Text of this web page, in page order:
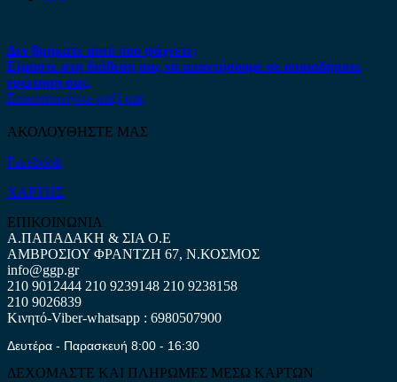
Δεν βρήκατε αυτό που ψάχνετε;
Είμαστε στη διάθεση σας να απαντήσουμε σε οποιαδήποτε
ερώτηση σας.
Επικοινωνήστε μαζί μας
ΑΚΟΛΟΥΘΗΣΤΕ ΜΑΣ
Facebook
ΧΑΡΤΗΣ
ΕΠΙΚΟΙΝΩΝΙΑ
Α.ΠΑΠΑΔΑΚΗ & ΣΙΑ Ο.Ε
ΑΜΒΡΟΣΙΟΥ ΦΡΑΝΤΖΗ 67, Ν.ΚΟΣΜΟΣ
info@ggp.gr
210 9012444 210 9239148 210 9238158
210 9026839
Κινητό-Viber-whatsapp : 6980507900
Δευτέρα - Παρασκευή 8:00 - 16:30
ΔΕΧΟΜΑΣΤΕ ΚΑΙ ΠΛΗΡΩΜΕΣ ΜΕΣΩ ΚΑΡΤΩΝ